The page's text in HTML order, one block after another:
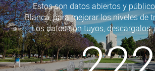
Estos son datos abiertos y
Blanca, para mejorar los niveles de
Los datos son tuyos,